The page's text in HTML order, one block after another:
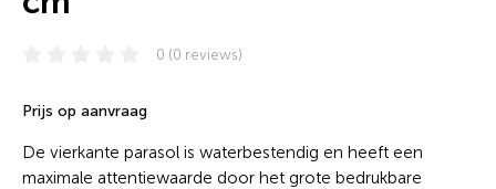
0 (0 reviews)
Prijs op aanvraag
De vierkante parasol is waterbestendig en heeft een
maximale attentiewaarde door het grote bedrukbare